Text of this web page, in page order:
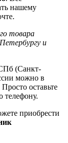
нашему
товара
и
(Санкт-
можно в
оставьте
телефону.
приобрести